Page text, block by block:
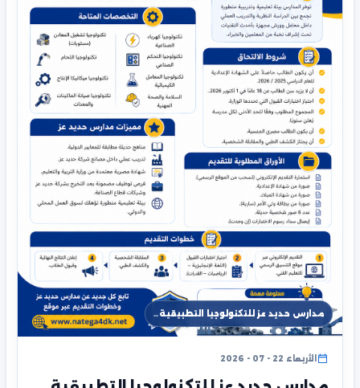
مدارس حديد عز للتكنولوجيا التطبيقية…
الأربعاء 22 - 07 - 2026